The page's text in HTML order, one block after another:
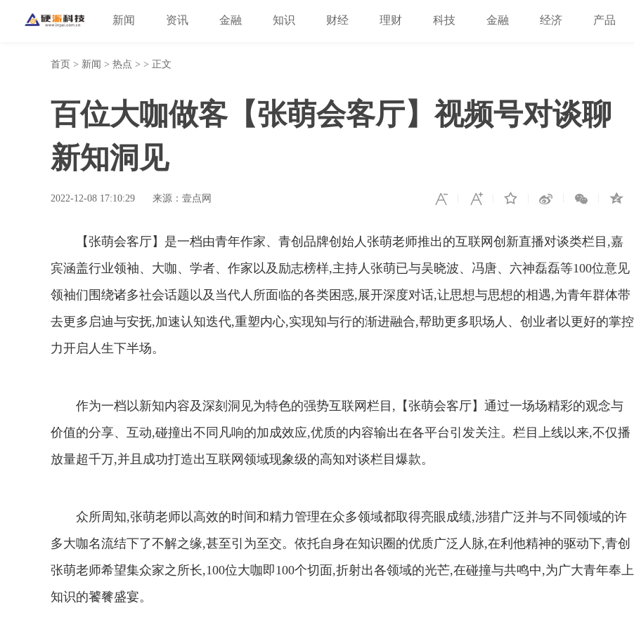
新闻 资讯 金融 知识 财经 理财 科技 金融 经济 产品
首页 > 新闻 > 热点 > > 正文
百位大咖做客【张萌会客厅】视频号对谈聊
新知洞见
2022-12-08 17:10:29 来源：壹点网
【张萌会客厅】是一档由青年作家、青创品牌创始人张萌老师推出的互联网创新直播对谈类栏目,嘉
宾涵盖行业领袖、大咖、学者、作家以及励志榜样,主持人张萌已与吴晓波、冯唐、六神磊磊等100位意见
领袖们围绕诸多社会话题以及当代人所面临的各类困惑,展开深度对话,让思想与思想的相遇,为青年群体带
去更多启迪与安抚,加速认知迭代,重塑内心,实现知与行的渐进融合,帮助更多职场人、创业者以更好的掌控
力开启人生下半场。
作为一档以新知内容及深刻洞见为特色的强势互联网栏目,【张萌会客厅】通过一场场精彩的观念与
价值的分享、互动,碰撞出不同凡响的加成效应,优质的内容输出在各平台引发关注。栏目上线以来,不仅播
放量超千万,并且成功打造出互联网领域现象级的高知对谈栏目爆款。
众所周知,张萌老师以高效的时间和精力管理在众多领域都取得亮眼成绩,涉猎广泛并与不同领域的许
多大咖名流结下了不解之缘,甚至引为至交。依托自身在知识圈的优质广泛人脉,在利他精神的驱动下,青创
张萌老师希望集众家之所长,100位大咖即100个切面,折射出各领域的光芒,在碰撞与共鸣中,为广大青年奉上
知识的饕餮盛宴。